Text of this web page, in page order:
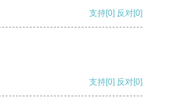
支持[0] 反对[0]
支持[0] 反对[0]